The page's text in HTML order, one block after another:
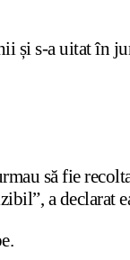
și s-a uitat în
să fie
a declarat